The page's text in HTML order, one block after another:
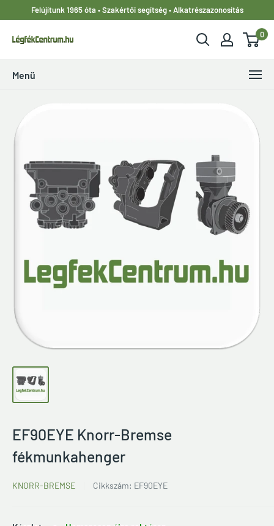
tartalomhoz
Felújítunk 1965 óta • Szakértői segítség • Alkatrészazonosítás
LegfekCentrum.hu
0
Menü
EF90EYE Knorr-Bremse
fékmunkahenger
KNORR-BREMSE Cikkszám: EF90EYE